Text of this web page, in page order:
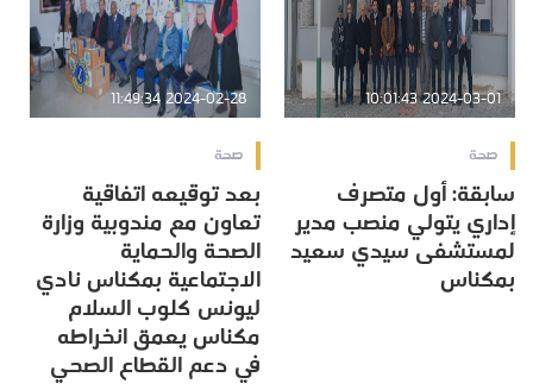
2024-03-01 10:01:43
صحة
سابقة: أول متصرف
إداري يتولي منصب مدير
لمستشفى سيدي سعيد
بمكناس
2024-02-28 11:49:34
صحة
بعد توقيعه اتفاقية
تعاون مع مندوبية وزارة
الصحة والحماية
الاجتماعية بمكناس نادي
ليونس كلوب السلام
مكناس يعمق انخراطه
في دعم القطاع الصحي